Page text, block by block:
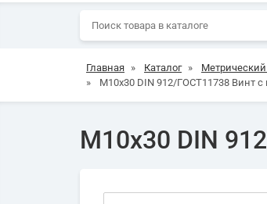
Главная » Каталог »
»
М10х30 DIN 912/ГОСТ11738 Винт
М10х30 DIN